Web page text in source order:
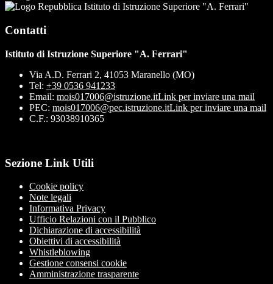
Istituto di Istruzione Superiore "A. Ferrari"
Contatti
Istituto di Istruzione Superiore "A. Ferrari"
Via A.D. Ferrari 2, 41053 Maranello (MO)
Tel: +39 0536 941233
Email: mois017006@istruzione.itLink per inviare una mail
PEC: mois017006@pec.istruzione.itLink per inviare una mail
C.F.: 93038910365
Sezione Link Utili
Cookie policy
Note legali
Informativa Privacy
Ufficio Relazioni con il Pubblico
Dichiarazione di accessibilità
Obiettivi di accessibilità
Whistleblowing
Gestione consensi cookie
Amministrazione trasparente